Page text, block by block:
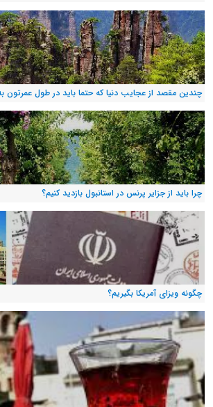
چندین مقصد از عجایب دنیا که حتما باید در طول عمرتون
چرا باید از جزایر پرنس در استانبول بازدید کنیم؟
چگونه ویزای آمریکا بگیریم؟